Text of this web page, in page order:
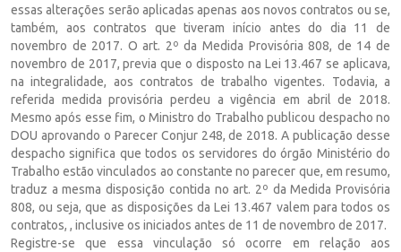
essas alterações serão aplicadas apenas aos novos contratos ou se,
também, aos contratos que tiveram início antes do dia 11 de
novembro de 2017. O art. 2º da Medida Provisória 808, de 14 de
novembro de 2017, previa que o disposto na Lei 13.467 se aplicava,
na integralidade, aos contratos de trabalho vigentes. Todavia, a
referida medida provisória perdeu a vigência em abril de 2018.
Mesmo após esse fim, o Ministro do Trabalho publicou despacho no
DOU aprovando o Parecer Conjur 248, de 2018. A publicação desse
despacho significa que todos os servidores do órgão Ministério do
Trabalho estão vinculados ao constante no parecer que, em resumo,
traduz a mesma disposição contida no art. 2º da Medida Provisória
808, ou seja, que as disposições da Lei 13.467 valem para todos os
contratos, , inclusive os iniciados antes de 11 de novembro de 2017.
Registre-se que essa vinculação só ocorre em relação aos